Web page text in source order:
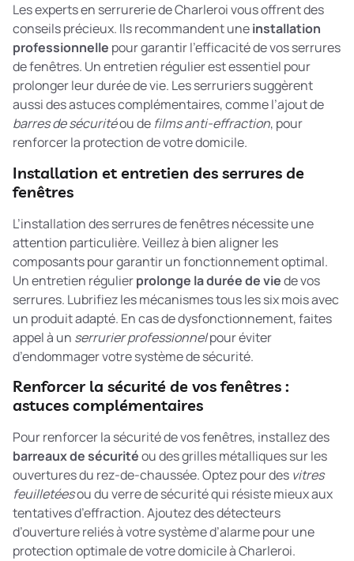
Les experts en serrurerie de Charleroi vous offrent des
conseils précieux. Ils recommandent uneinstallation
professionnelle pour garantir l’efficacité de vos serrures
de fenêtres. Un entretien régulier est essentiel pour
prolonger leur durée de vie. Les serruriers suggèrent
aussi des astuces complémentaires, comme l’ajout de
barres de sécuritéou de films anti-effraction, pour
renforcer la protection de votre domicile.
Installation et entretien des serrures de
fenêtres
L’installation des serrures de fenêtres nécessite une
attention particulière. Veillez à bien aligner les
composants pour garantir un fonctionnement optimal.
Un entretien régulierprolonge la durée de viede vos
serrures. Lubrifiez les mécanismes tous les six mois avec
un produit adapté. En cas de dysfonctionnement, faites
appel à un serrurier professionnelpour éviter
d’endommager votre système de sécurité.
Renforcer la sécurité de vos fenêtres :
astuces complémentaires
Pour renforcer la sécurité de vos fenêtres, installez des
barreaux de sécuritéou des grilles métalliques sur les
ouvertures du rez-de-chaussée. Optez pour des vitres
feuilletéesou du verre de sécurité qui résiste mieux aux
tentatives d’effraction. Ajoutez des détecteurs
d’ouverture reliés à votre système d’alarme pour une
protection optimale de votre domicile à Charleroi.